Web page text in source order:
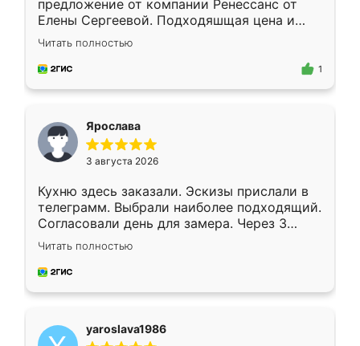
предложение от компании Ренессанс от
Елены Сергеевой. Подходяшщая цена и
короткие сроки изготовления. Приехавший
для замера сотрудник Владислав
предложил по моему эскизу самый
Читать полностью
1
Ярослава
3 августа 2026
Кухню здесь заказали. Эскизы прислали в
телеграмм. Выбрали наиболее подходящий.
Согласовали день для замера. Через 3
недели кухня была уже готова. Остались
довольны работой. Спасибо Ренессанс
мебель за качественную работу!
Читать полностью
yaroslava1986